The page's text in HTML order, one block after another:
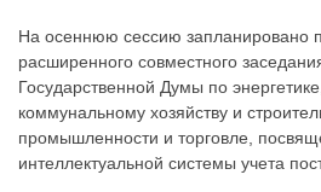
На осеннюю сессию запланировано
расширенного совместного
Государственной Думы по
коммунальному хозяйству и
промышленности и торговле,
интеллектуальной системы учета